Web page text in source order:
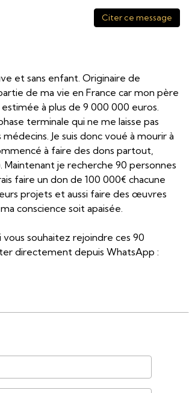
Citer ce message
et sans enfant. Originaire de
de ma vie en France car mon père
à plus de 9 000 000 euros.
terminale qui ne me laisse pas
Je suis donc voué à mourir à
à faire des dons partout,
Maintenant je recherche 90 personnes
faire un don de 100 000€ chacune
projets et aussi faire des œuvres
conscience soit apaisée.
souhaitez rejoindre ces 90
directement depuis WhatsApp :